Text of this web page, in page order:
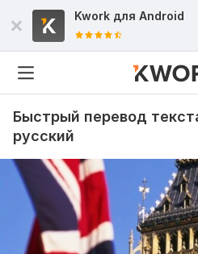
Kwork для Android
Быстрый перевод
русский